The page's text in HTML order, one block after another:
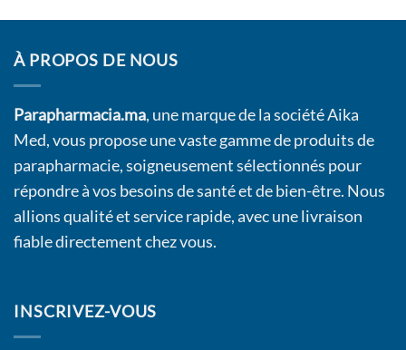
À PROPOS DE NOUS
Parapharmacia.ma, une marque de la société Aika
Med, vous propose une vaste gamme de produits de
parapharmacie, soigneusement sélectionnés pour
répondre à vos besoins de santé et de bien-être. Nous
allions qualité et service rapide, avec une livraison
fiable directement chez vous.
INSCRIVEZ-VOUS